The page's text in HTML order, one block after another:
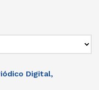
Digital,